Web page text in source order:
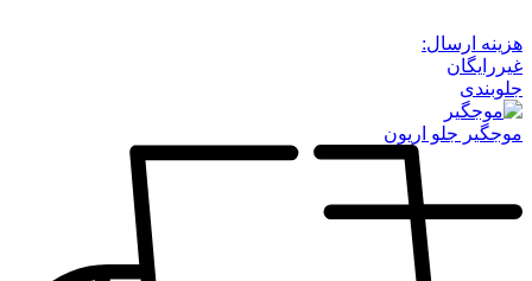
هزینه ارسال:
غیررایگان
جلوبندی
موجگیر جلو اریون